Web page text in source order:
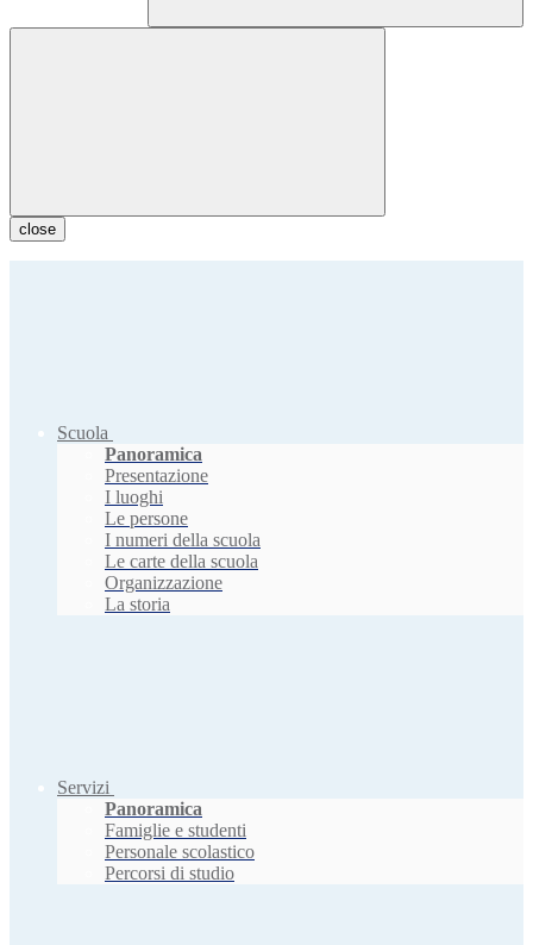
close
Scuola
Panoramica
Presentazione
I luoghi
Le persone
I numeri della scuola
Le carte della scuola
Organizzazione
La storia
Servizi
Panoramica
Famiglie e studenti
Personale scolastico
Percorsi di studio